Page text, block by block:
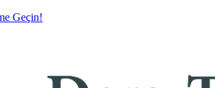
Geçin!